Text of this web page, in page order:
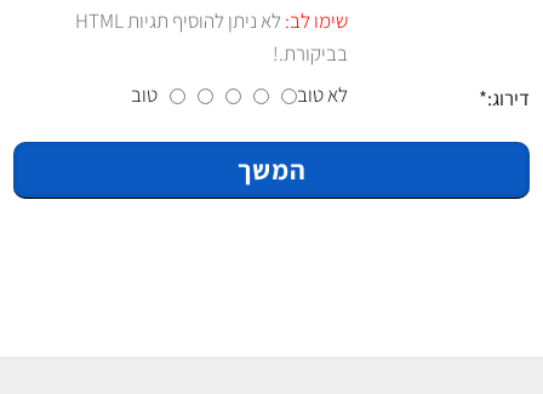
שימו לב:
לא ניתן להוסיף תגיות HTML
בביקורת.!
דירוג:
לא טוב טוב
המשך